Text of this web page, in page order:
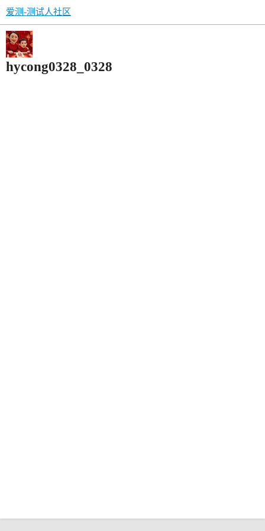
爱测-测试人社区
hycong0328_0328